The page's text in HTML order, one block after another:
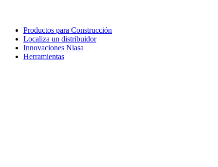
Productos para Construcción
Localiza un distribuidor
Innovaciones Niasa
Herramientas